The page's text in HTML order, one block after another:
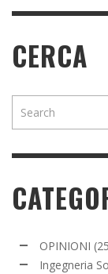
CERCA
OPINIONI
Ingegneria